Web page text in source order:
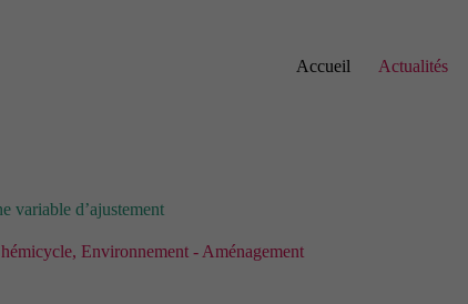
Accueil Actualités
variable d’ajustement
, Environnement - Aménagement